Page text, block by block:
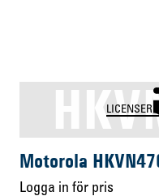
LICENSER
Motorola
Logga in för pris